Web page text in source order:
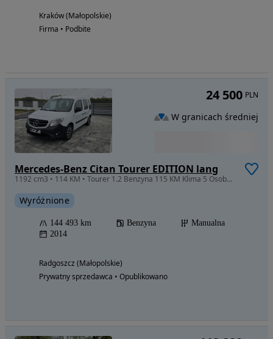
Kraków (Małopolskie)
Firma • Podbite
Mercedes-Benz Citan Tourer EDITION lang
1192 cm3 • 114 KM • Tourer 1.2 Benzyna 115 KM Klima 5 Osobowy Sprowadzony z Niemiec
Wyróżnione
144 493 km Benzyna
Manualna
2014
Radgoszcz (Małopolskie)
Prywatny sprzedawca • Opublikowano
24 500 PLN
W granicach średniej